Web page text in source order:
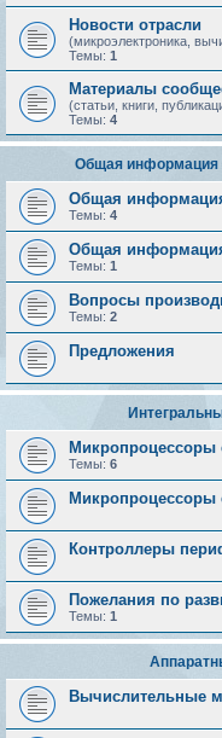
Новости отрасли
(микроэлектроника,
Темы: 1
Материалы
(статьи, книги,
Темы: 4
Общая информация
Общая
Темы: 4
Общая
Темы: 1
Вопросы
Темы: 2
Предложения
Микропроцессоры
Темы: 6
Контроллеры
Пожелания по
Темы: 1
Вычислительные